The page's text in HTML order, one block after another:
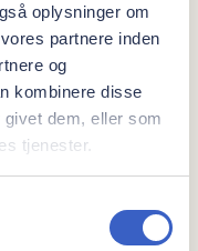
oplysninger om
partnere inden
og
kombinere disse
dem, eller som
tjenester.